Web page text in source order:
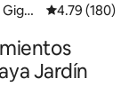
Calificación
4.79 (180)
Jardín